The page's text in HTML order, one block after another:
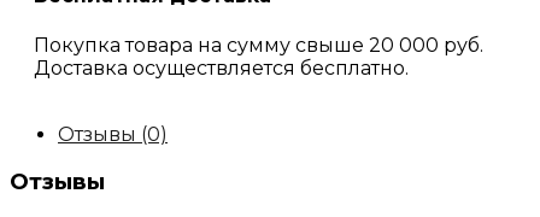
Покупка товара на сумму свыше 20 000 руб.
Доставка осуществляется бесплатно.
Отзывы (0)
Отзывы